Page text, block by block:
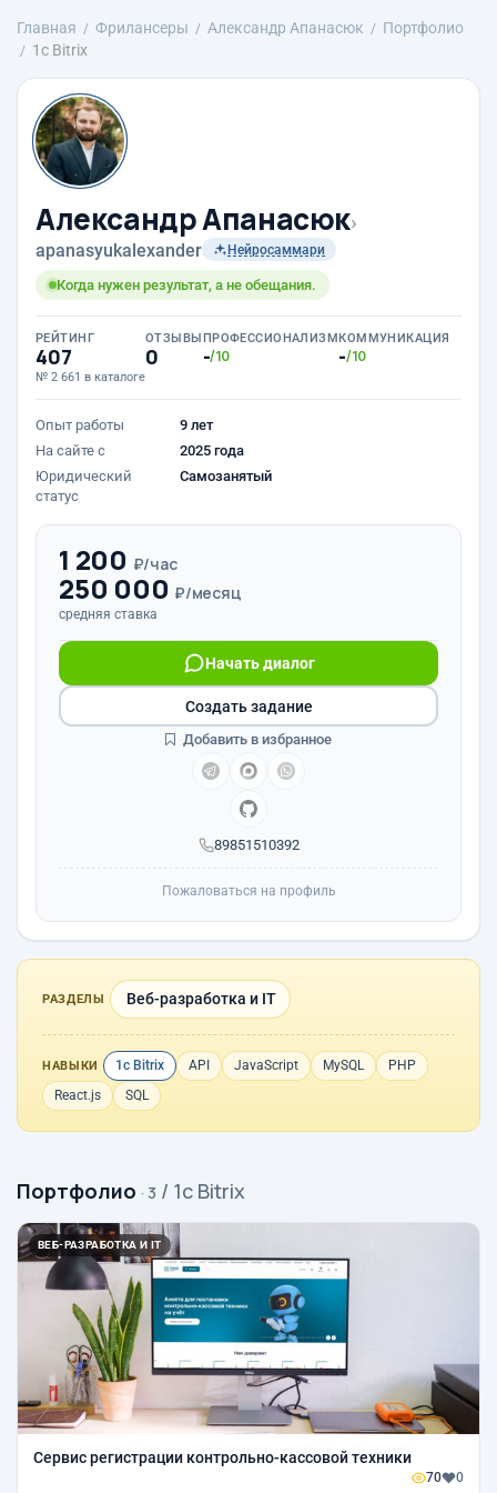
Главная Фрилансеры Александр Апанасюк
Портфолио
1с Bitrix
Александр Апанасюк›
apanasyukalexander Нейросаммари
Когда нужен результат, а не обещания.
РЕЙТИНГ
407
№ 2 661 в каталоге
ОТЗЫВЫ
0
ПРОФЕССИОНАЛИЗМ
-/10
КОММУНИКАЦИЯ
-/10
Опыт работы
9 лет
На сайте с
2025 года
Юридический
статус
Самозанятый
1 200 ₽/час
250 000 ₽/месяц
средняя ставка
89851510392
Начать диалог
Создать задание
Добавить в избранное
Пожаловаться на профиль
РАЗДЕЛЫ Веб-разработка и IT
НАВЫКИ 1с Bitrix API JavaScript MySQL
PHP
React.js
SQL
Портфолио · 3 / 1с Bitrix
ВЕБ-РАЗРАБОТКА И IT
Сервис регистрации контрольно-кассовой техники
70 0